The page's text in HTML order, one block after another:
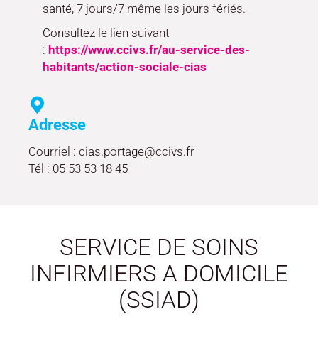
santé, 7 jours/7 même les jours fériés.
Consultez le lien suivant
: https://www.ccivs.fr/au-service-des-
habitants/action-sociale-cias
Adresse
Courriel : cias.portage@ccivs.fr
Tél : 05 53 53 18 45
SERVICE DE SOINS
INFIRMIERS A DOMICILE
(SSIAD)